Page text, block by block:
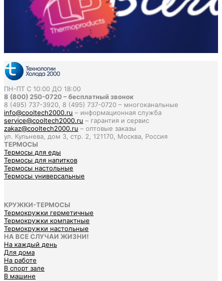
ПН-ПТ С 10:00 ДО 18:00
8 (800) 250-0720 – бесплатный звонок
8 (495) 737-3920, 8 (495) 737-0720 – многоканальные
info@cooltech2000.ru – информационная служба
service@cooltech2000.ru – гарантия и сервис
zakaz@cooltech2000.ru – оптовые заказы
ул. Кульнева, дом 3, стр. 2, 121170, Москва, Россия
ТЕРМОСЫ
Термосы для еды
Термосы для напитков
Термосы настольные
Термосы универсальные
КРУЖКИ-ТЕРМОСЫ
Термокружки герметичные
Термокружки компактные
Термокружки настольные
НА ВСЕ СЛУЧАИ ЖИЗНИ!
На каждый день
Для дома
На работе
В спорт зале
В машине